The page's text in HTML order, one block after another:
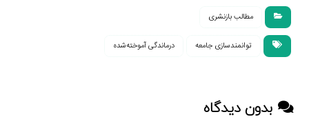
مطالب بازنشری
توانمندسازی جامعه درماندگی آموخته‌شده
بدون دیدگاه